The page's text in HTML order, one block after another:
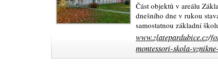
Část objektů v areálu
dnešního dne v rukou
samostatnou základní
www.zlatepardubice.cz/
montessori-skola-